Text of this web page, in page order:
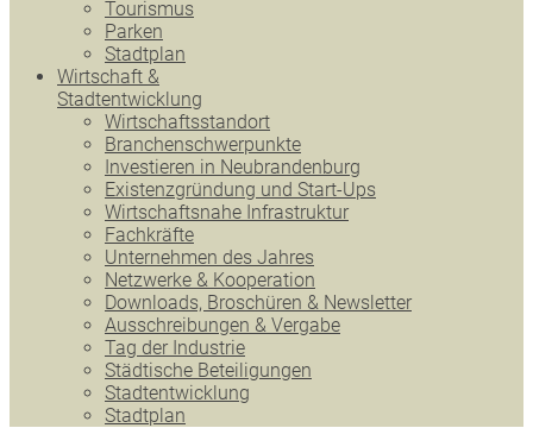
Tourismus
Parken
Stadtplan
Wirtschaft &
Stadtentwicklung
Wirtschaftsstandort
Branchenschwerpunkte
Investieren in Neubrandenburg
Existenzgründung und Start-Ups
Wirtschaftsnahe Infrastruktur
Fachkräfte
Unternehmen des Jahres
Netzwerke & Kooperation
Downloads, Broschüren & Newsletter
Ausschreibungen & Vergabe
Tag der Industrie
Städtische Beteiligungen
Stadtentwicklung
Stadtplan